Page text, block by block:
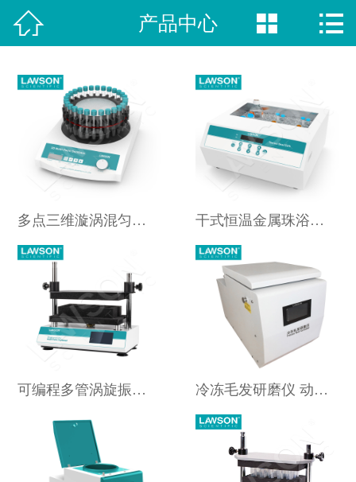
网站首页
荣誉资质
视频中心
产品中心
案例展示
关于我们
联系方式
 产品中心  
多点三维漩涡混匀仪 DMR-300 多点涡旋振荡器 Multi Reax 干式恒温金属珠浴箱/细胞复苏恒温器DHB-706
可编程多管涡旋振荡器 DHM-300T 冷冻毛发研磨仪 动物毛发研磨器DHFSTPRP-CL24